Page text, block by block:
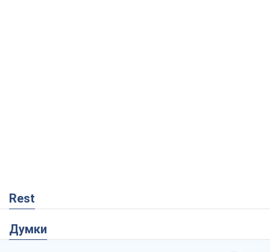
Rest
Думки